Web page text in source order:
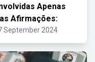
Apenas
Afirmações:
September 2024